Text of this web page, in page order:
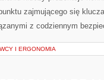
zajmującego się
z codziennym
I ERGONOMIA